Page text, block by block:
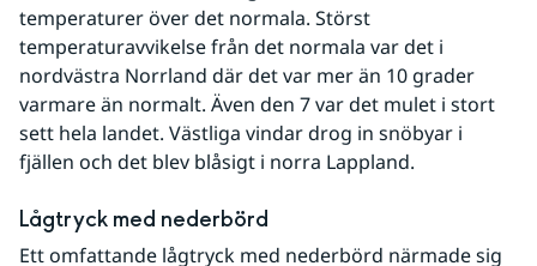
temperaturer över det normala. Störst
temperaturavvikelse från det normala var det i
nordvästra Norrland där det var mer än 10 grader
varmare än normalt. Även den 7 var det mulet i stort
sett hela landet. Västliga vindar drog in snöbyar i
fjällen och det blev blåsigt i norra Lappland.
Lågtryck med nederbörd
Ett omfattande lågtryck med nederbörd närmade sig